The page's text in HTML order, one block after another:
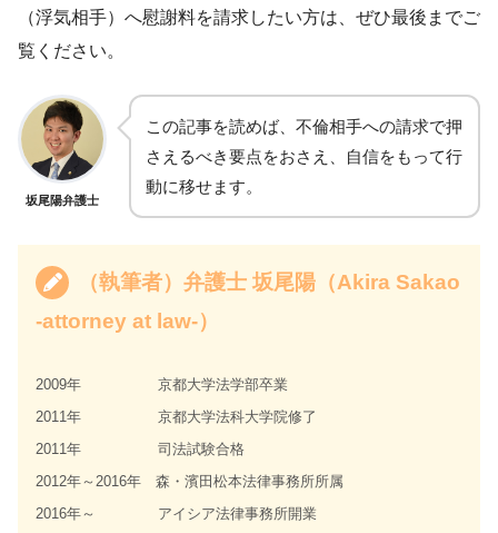
（浮気相手）へ慰謝料を請求したい方は、ぜひ最後までご
覧ください。
坂尾陽弁護士
この記事を読めば、不倫相手への請求で押
さえるべき要点をおさえ、自信をもって行
動に移せます。
（執筆者）弁護士 坂尾陽（Akira Sakao
-attorney at law-）
2009年 京都大学法学部卒業
2011年 京都大学法科大学院修了
2011年 司法試験合格
2012年～2016年 森・濱田松本法律事務所所属
2016年～ アイシア法律事務所開業